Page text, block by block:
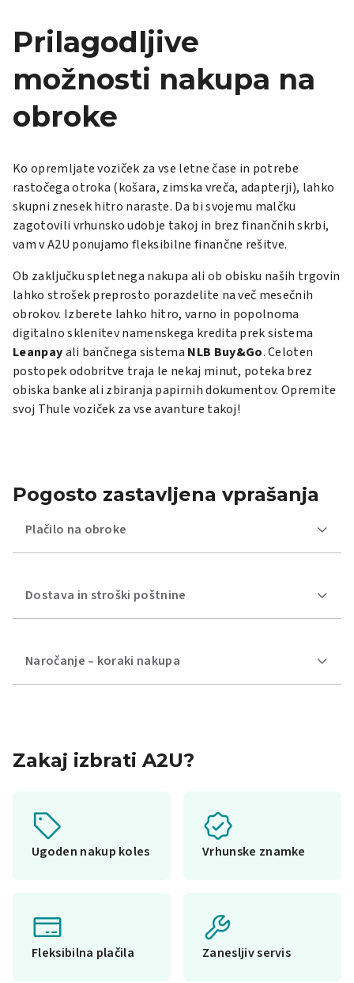
Prilagodljive
možnosti nakupa na
obroke
Ko opremljate voziček za vse letne čase in potrebe
rastočega otroka (košara, zimska vreča, adapterji), lahko
skupni znesek hitro naraste. Da bi svojemu malčku
zagotovili vrhunsko udobje takoj in brez finančnih skrbi,
vam v A2U ponujamo fleksibilne finančne rešitve.
Ob zaključku spletnega nakupa ali ob obisku naših trgovin
lahko strošek preprosto porazdelite na več mesečnih
obrokov. Izberete lahko hitro, varno in popolnoma
digitalno sklenitev namenskega kredita prek sistema
Leanpayali bančnega sistema NLB Buy&Go. Celoten
postopek odobritve traja le nekaj minut, poteka brez
obiska banke ali zbiranja papirnih dokumentov. Opremite
svoj Thule voziček za vse avanture takoj!
Pogosto zastavljena vprašanja
Plačilo na obroke
Dostava in stroški poštnine
Naročanje – koraki nakupa
Zakaj izbrati A2U?
Ugoden nakup koles Vrhunske znamke
Fleksibilna plačila Zanesljiv servis